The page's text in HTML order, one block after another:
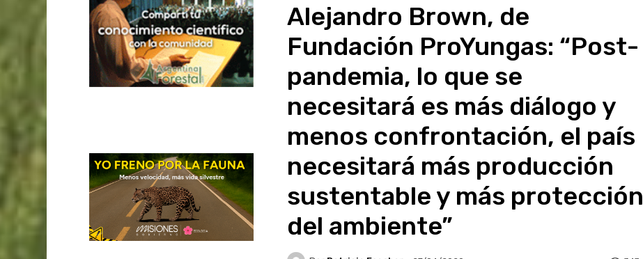
Alejandro Brown, de
Fundación ProYungas: “Post-
pandemia, lo que se
necesitará es más diálogo y
menos confrontación, el país
necesitará más producción
sustentable y más protección
del ambiente”